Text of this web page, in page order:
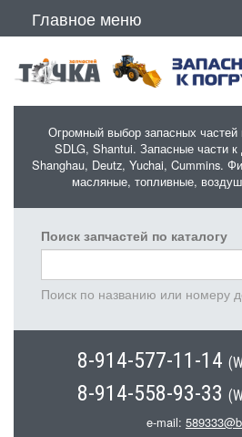
Главное меню
Огромный выбор запасных частей
SDLG, Shantui. Запасные части
Shanghau, Deutz, Yuchai, Cummins.
масляные, топливные,
Поиск запчастей по каталогу
Поиск по названию или номеру
8-914-577-11-14
8-914-558-93-33
e-mail: